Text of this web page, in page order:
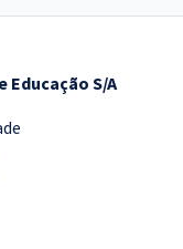
Educação S/A